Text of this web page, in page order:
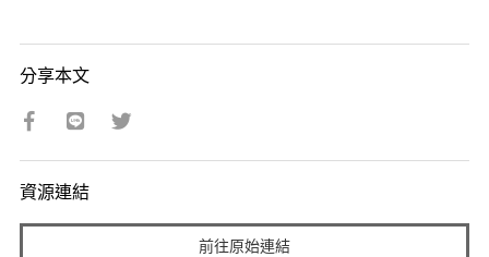
分享本文
資源連結
前往原始連結